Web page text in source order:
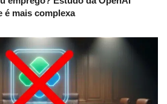
é mais complexa